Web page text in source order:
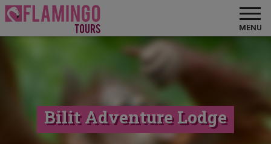
MENU
Bilit Adventure Lodge